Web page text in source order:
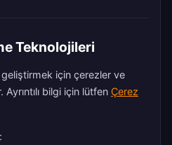
Teknolojileri
için çerezler ve
bilgi için lütfen Çerez